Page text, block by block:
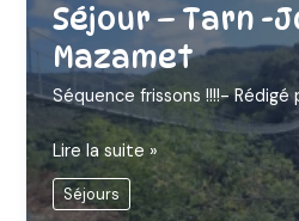
Séjour – Tarn -
Mazamet
Séquence frissons !!!!- Rédigé
Séjour
–
Tarn
Lire la suite »
Séjours